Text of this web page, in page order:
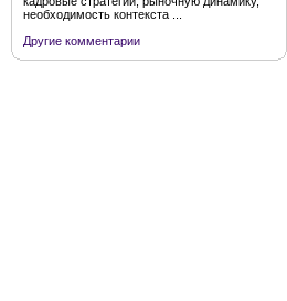
необходимость контекста ...
Другие комментарии